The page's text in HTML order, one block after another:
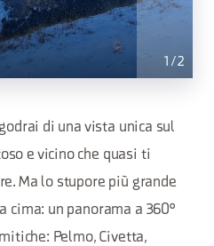
1 /2
di una vista unica sul
e vicino che quasi ti
Ma lo stupore più grande
cima: un panorama a 360°
Pelmo, Civetta,